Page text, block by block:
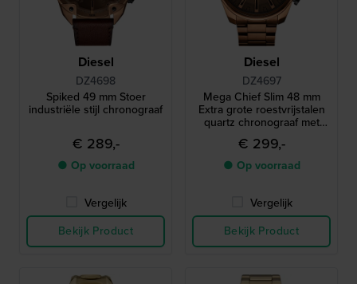
Diesel
DZ4698
Spiked 49 mm Stoer
industriële stijl chronograaf
€ 289,-
● Op voorraad
Vergelijk
Bekijk Product
Diesel
DZ4697
Mega Chief Slim 48 mm
Extra grote roestvrijstalen
quartz chronograaf met
datum
€ 299,-
● Op voorraad
Vergelijk
Bekijk Product